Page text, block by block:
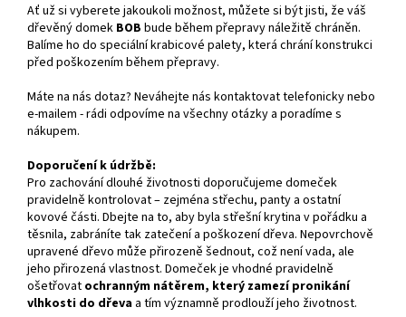
Ať už si vyberete jakoukoli možnost, můžete si být jisti, že váš
dřevěný domek BOB bude během přepravy náležitě chráněn.
Balíme ho do speciální krabicové palety, která chrání konstrukci
před poškozením během přepravy.
Máte na nás dotaz? Neváhejte nás kontaktovat telefonicky nebo
e-mailem - rádi odpovíme na všechny otázky a poradíme s
nákupem.
Doporučení k údržbě:
Pro zachování dlouhé životnosti doporučujeme domeček
pravidelně kontrolovat – zejména střechu, panty a ostatní
kovové části. Dbejte na to, aby byla střešní krytina v pořádku a
těsnila, zabráníte tak zatečení a poškození dřeva. Nepovrchově
upravené dřevo může přirozeně šednout, což není vada, ale
jeho přirozená vlastnost. Domeček je vhodné pravidelně
ošetřovat ochranným nátěrem, který zamezí pronikání
vlhkosti do dřeva a tím významně prodlouží jeho životnost.